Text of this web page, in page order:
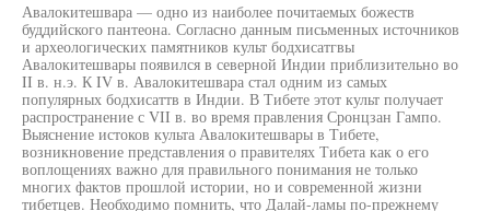
Авалокитешвара — одно из наиболее почитаемых божеств
буддийского пантеона. Согласно данным письменных источников
и археологических памятников культ бодхисатгвы
Авалокитешвары появился в северной Индии приблизительно во
II в. н.э. К IV в. Авалокитешвара стал одним из самых
популярных бодхисаттв в Индии. В Тибете этот культ получает
распространение с VII в. во время правления Сронцзан Гампо.
Выяснение истоков культа Авалокитешвары в Тибете,
возникновение представления о правителях Тибета как о его
воплощениях важно для правильного понимания не только
многих фактов прошлой истории, но и современной жизни
тибетцев. Необходимо помнить, что Далай-ламы по-прежнему